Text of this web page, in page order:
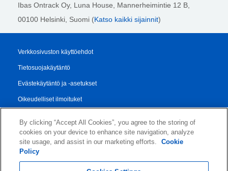
Ibas Ontrack Oy, Luna House, Mannerheimintie 12 B,
00100 Helsinki , Suomi (Katso kaikki sijainnit)
Verkkosivuston käyttöehdot
Tietosuojakäytäntö
Evästekäytäntö ja -asetukset
Oikeudelliset ilmoituket
Myynti- ja Toimitusehdot
Authorised Partner Agreement
By clicking “Accept All Cookies”, you agree to the storing of
cookies on your device to enhance site navigation, analyze
site usage, and assist in our marketing efforts.
Cookie
Policy